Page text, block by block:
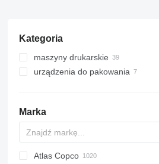
Kategoria
maszyny drukarskie
maszyny do przetwarzania po
druku
urządzenia do pakowania
Marka
PDS
APD
AB
Ensis
VZ
AG3
Atlas Copco